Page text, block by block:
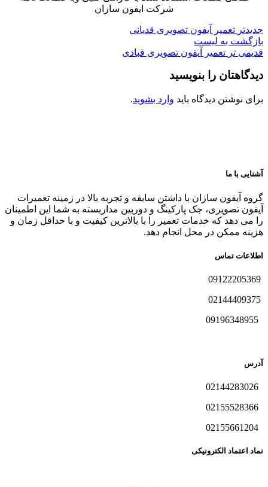
شرکت ایفون سازان
جدیدتر تعمیر آیفون تصویری قدیانی
بازگشت به لیست
قدیمی تر تعمیر آیفون تصویری قبادی
دیدگاهتان را بنویسید
برای نوشتن دیدگاه باید وارد بشوید.
آشنایی با ما
گروه آیفون سازان با داشتن سابقه و تجربه بالا در زمینه تعمیرات
آیفون تصویری، جک پارکینگ و دوربین مداربسته به شما این اطمینان
را می دهد که خدمات تعمیر را با بالاترین کیفیت و با حداقل زمان و
هزینه ممکن در محل انجام دهد.
اطلاعات تماس
آدرس
نماد اعتماد الکترونیکی